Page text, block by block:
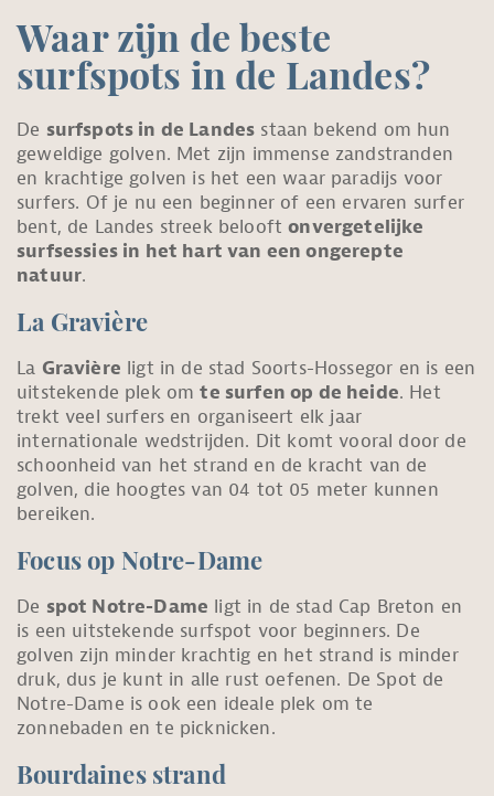
Waar zijn de beste
surfspots in de Landes?
De surfspots in de Landes staan bekend om hun
geweldige golven. Met zijn immense zandstranden
en krachtige golven is het een waar paradijs voor
surfers. Of je nu een beginner of een ervaren surfer
bent, de Landes streek belooftonvergetelijke
surfsessies in het hart van een ongerepte
natuur.
La Gravière
La Gravière ligt in de stad Soorts-Hossegor en is een
uitstekende plek omte surfen op de heide. Het
trekt veel surfers en organiseert elk jaar
internationale wedstrijden. Dit komt vooral door de
schoonheid van het strand en de kracht van de
golven, die hoogtes van 04 tot 05 meter kunnen
bereiken.
Focus op Notre-Dame
De spot Notre-Dame ligt in de stad Cap Breton en
is een uitstekende surfspot voor beginners. De
golven zijn minder krachtig en het strand is minder
druk, dus je kunt in alle rust oefenen. De Spot de
Notre-Dame is ook een ideale plek om te
zonnebaden en te picknicken.
Bourdaines strand